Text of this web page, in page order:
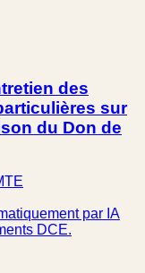
des
sur
du Don de
par IA
DCE.